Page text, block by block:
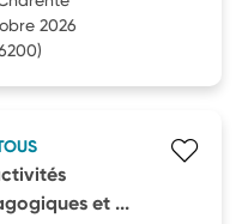
2026
et ...